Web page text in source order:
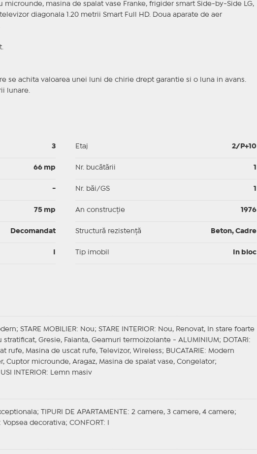
microunde, masina de spalat vase Franke, frigider smart Side-by-Side LG,
diagonala 1.20 metrii Smart Full HD. Doua aparate de aer
se achita valoarea unei luni de chirie drept garantie si o luna in avans.
lunare.
3
66 mp
-
75 mp
Decomandat
Etaj 2/P+10
Nr. bucătării
Nr. băi/GS
An construcție 1976
Structură rezistență Beton, Cadre
Tip imobil In bloc
STARE MOBILIER: Nou; STARE INTERIOR: Nou, Renovat, In stare foarte
stratificat, Gresie, Faianta, Geamuri termoizolante - ALUMINIUM; DOTARI :
rufe, Masina de uscat rufe, Televizor, Wireless; BUCATARIE : Modern
Cuptor microunde, Aragaz, Masina de spalat vase, Congelator;
USI INTERIOR: Lemn masiv
TIPURI DE APARTAMENTE : 2 camere, 3 camere, 4 camere;
: Vopsea decorativa; CONFORT : I